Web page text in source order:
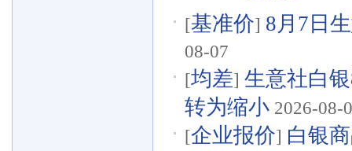
[基准价] 8月7日
08-07
[均差] 生意社白
转为缩小 2026-08-
[企业报价] 白银